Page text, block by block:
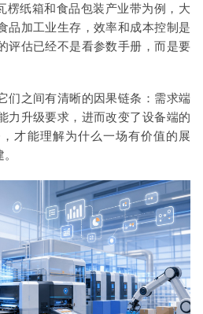
楞纸箱和食品包装产业带为例，大
品加工业生存，效率和成本控制是
评估已经不是看参数手册，而是要
们之间有清晰的因果链条：需求端
力升级要求，进而改变了设备端的
才能理解为什么一场有价值的展